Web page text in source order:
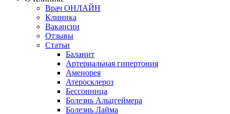
Врач ОНЛАЙН
Клиника
Вакансии
Отзывы
Статьи
Баланит
Артериальная гипертония
Аменорея
Атеросклероз
Бессонница
Болезнь Альцгеймера
Болезнь Лайма